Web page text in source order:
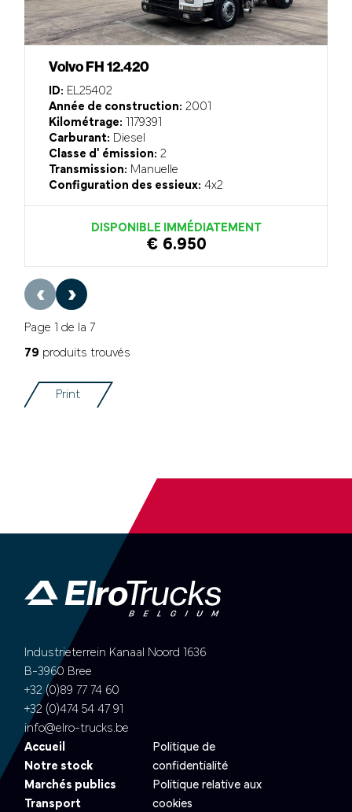
Volvo FH 12.420
ID: EL25402
Année de construction: 2001
Kilométrage: 1179391
Carburant: Diesel
Classe d' émission: 2
Transmission: Manuelle
Configuration des essieux: 4x2
DISPONIBLE IMMÉDIATEMENT
€ 6.950
‹ ›
Page 1 de la 7
79 produits trouvés
Print
Industrieterrein Kanaal Noord 1636
B-3960 Bree
+32 (0)89 77 74 60
+32 (0)474 54 47 91
info@elro-trucks.be
Accueil
Notre stock
Marchés publics
Transport
Politique de
confidentialité
Politique relative aux
cookies